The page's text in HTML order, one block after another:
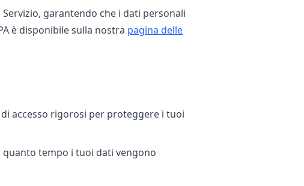
garantendo che i dati personali
è disponibile sulla nostra pagina delle
accesso rigorosi per proteggere i tuoi
tempo i tuoi dati vengono